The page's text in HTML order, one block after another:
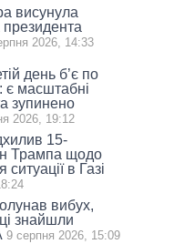
висунула
президента
2026, 14:33
день б’є по
є масштабні
зупинено
2026, 19:12
15-
Трампа щодо
в Газі
вибух,
знайшли
9 серпня 2026, 15:09